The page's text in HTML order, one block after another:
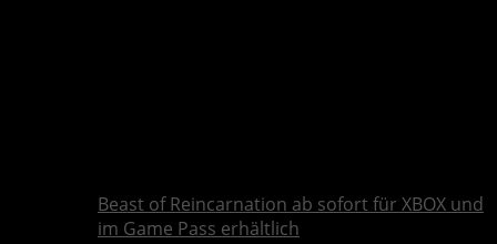
Beast of Reincarnation ab sofort für XBOX und
im Game Pass erhältlich